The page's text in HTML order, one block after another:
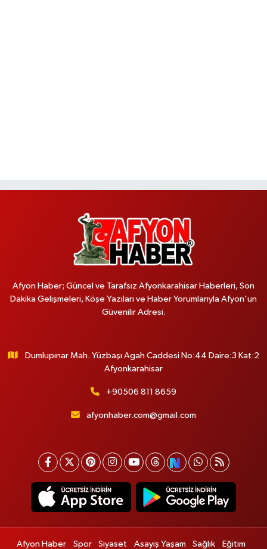
Afyon Haber; Güncel ve Tarafsız Afyonkarahisar Haberleri, Son
Dakika Gelişmeleri, Köşe Yazıları ve Haber Yorumlarıyla Afyon'un
Güvenilir Adresi.
Dumlupınar Mah. Yüzbaşı Agah Caddesi No:44 Daire:3 Kat:2
Afyonkarahisar
+90506 811 8659
afyonhaber.com@gmail.com
Afyon Haber Spor Siyaset Asayiş Yaşam Sağlık Eğitim